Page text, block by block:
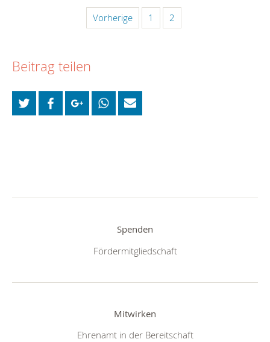
Vorherige 1 2
Beitrag teilen
Spenden
Fördermitgliedschaft
Mitwirken
Ehrenamt in der Bereitschaft